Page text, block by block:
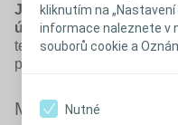
kliknutím na
informace naleznete v
souborů cookie a
Nutné
Je potřeba mít na
účinky a zvýšit odpad
tekutin za den mohou
polévky.
Mgr. Petra Hýsková